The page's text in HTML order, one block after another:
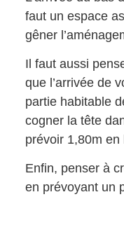
faut un espace
gêner
Il faut aussi
que l’arrivée de
partie habitable
cogner la tête
prévoir 1,80m en
Enfin, penser à
en prévoyant un